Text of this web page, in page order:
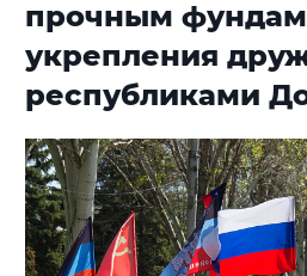
прочным
укрепления
республиками